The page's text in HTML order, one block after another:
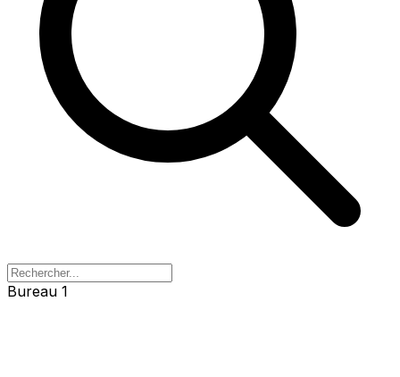
Bureau 1